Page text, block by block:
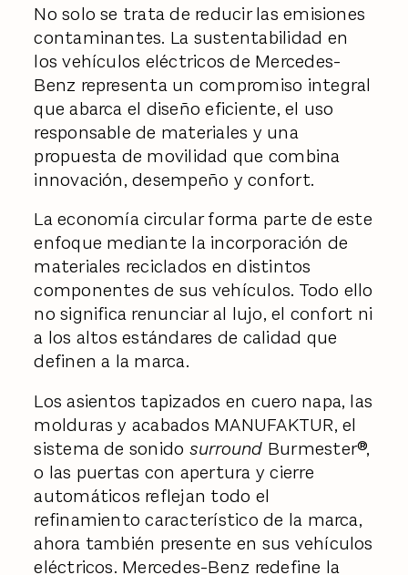
No solo se trata de reducir las emisiones
contaminantes. La sustentabilidad en
los vehículos eléctricos de Mercedes-
Benz representa un compromiso integral
que abarca el diseño eficiente, el uso
responsable de materiales y una
propuesta de movilidad que combina
innovación, desempeño y confort.
La economía circular forma parte de este
enfoque mediante la incorporación de
materiales reciclados en distintos
componentes de sus vehículos. Todo ello
no significa renunciar al lujo, el confort ni
a los altos estándares de calidad que
definen a la marca.
Los asientos tapizados en cuero napa, las
molduras y acabados MANUFAKTUR, el
sistema de sonido surround Burmester®,
o las puertas con apertura y cierre
automáticos reflejan todo el
refinamiento característico de la marca,
ahora también presente en sus vehículos
eléctricos. Mercedes-Benz redefine la